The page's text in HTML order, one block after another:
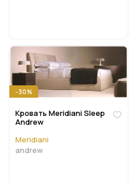
-30%
Кровать Meridiani Sleep
Andrew
Meridiani
andrew